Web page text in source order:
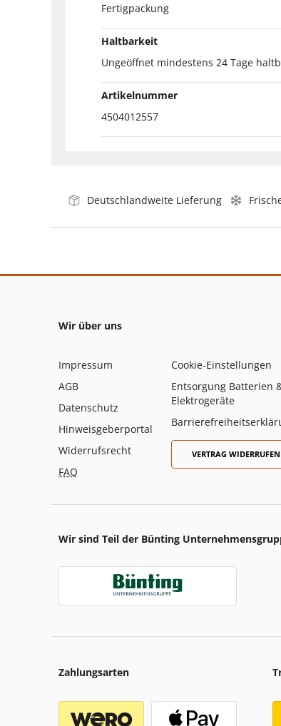
Fertigpackung
Haltbarkeit
Ungeöffnet mindestens 24 Tage
Artikelnummer
4504012557
Deutschlandweite Lieferung
Wir über uns
Impressum
AGB
Datenschutz
Hinweisgeberportal
Widerrufsrecht
FAQ
Cookie-Einstellungen
Entsorgung Batterien
Elektrogeräte
VERTRAG WIDERRUFEN
Wir sind Teil der Bünting
Zahlungsarten